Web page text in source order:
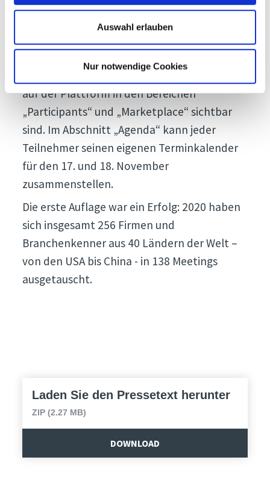
Auswahl erlauben
Nur notwendige Cookies
möglich und können bis einschließlich 18.
November vorgenommen werden. Ab 16.
Informationen eingeben, die sofort für jeden
auf der Plattform in den Bereichen
„Participants“ und „Marketplace“ sichtbar
sind. Im Abschnitt „Agenda“ kann jeder
Teilnehmer seinen eigenen Terminkalender
für den 17. und 18. November
zusammenstellen.
Die erste Auflage war ein Erfolg: 2020 haben
sich insgesamt 256 Firmen und
Branchenkenner aus 40 Ländern der Welt –
von den USA bis China - in 138 Meetings
ausgetauscht.
Laden Sie den Pressetext herunter
ZIP (2.27 MB)
DOWNLOAD